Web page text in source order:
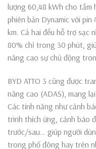
lượng 60,48 kWh cho
phiên bản Dynamic với
km. Cả hai đều hỗ trợ sạc
80% chỉ trong 30 phút,
nâng cao sự chủ động
BYD ATTO 3 cũng được
nâng cao (ADAS), mang
Các tính năng như cảnh
trình thích ứng, cảnh báo
trước/sau… giúp người
trong phố đông hay trên